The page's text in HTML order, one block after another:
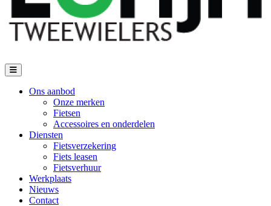
Ons aanbod
Onze merken
Fietsen
Accessoires en onderdelen
Diensten
Fietsverzekering
Fiets leasen
Fietsverhuur
Werkplaats
Nieuws
Contact